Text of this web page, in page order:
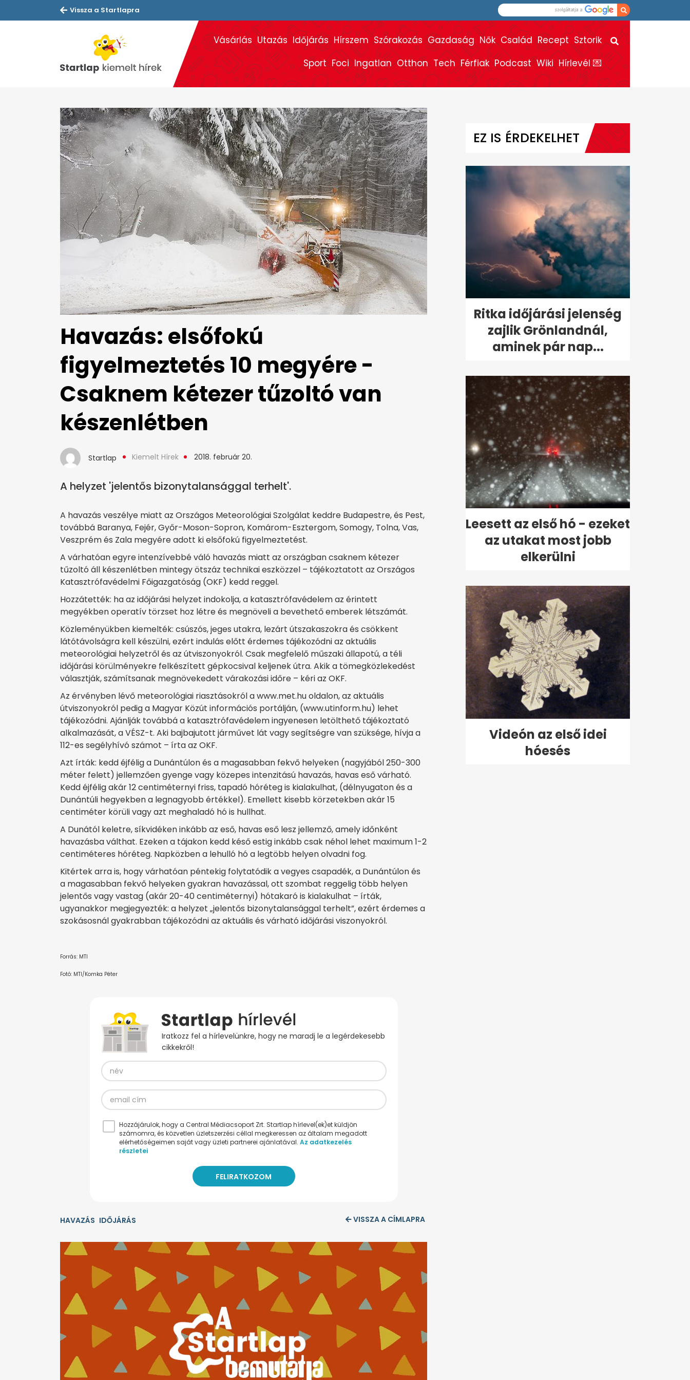
Vissza a Startlapra
Vásárlás Utazás Időjárás Hírszem Szórakozás Gazdaság Nők Család Recept Sztorik
Sport Foci Ingatlan Otthon Tech Férfiak Podcast Wiki Hírlevél 💌
Havazás: elsőfokú
figyelmeztetés 10 megyére -
Csaknem kétezer tűzoltó van
készenlétben
Startlap Kiemelt Hírek 2018. február 20.
A helyzet 'jelentős bizonytalansággal terhelt'.
A havazás veszélye miatt az Országos Meteorológiai Szolgálat keddre Budapestre, és Pest,
továbbá Baranya, Fejér, Győr-Moson-Sopron, Komárom-Esztergom, Somogy, Tolna, Vas,
Veszprém és Zala megyére adott ki elsőfokú figyelmeztetést.
A várhatóan egyre intenzívebbé váló havazás miatt az országban csaknem kétezer
tűzoltó áll készenlétben mintegy ötszáz technikai eszközzel – tájékoztatott az Országos
Katasztrófavédelmi Főigazgatóság (OKF) kedd reggel.
Hozzátették: ha az időjárási helyzet indokolja, a katasztrófavédelem az érintett
megyékben operatív törzset hoz létre és megnöveli a bevethető emberek létszámát.
Közleményükben kiemelték: csúszós, jeges utakra, lezárt útszakaszokra és csökkent
látótávolságra kell készülni, ezért indulás előtt érdemes tájékozódni az aktuális
meteorológiai helyzetről és az útviszonyokról. Csak megfelelő műszaki állapotú, a téli
időjárási körülményekre felkészített gépkocsival keljenek útra. Akik a tömegközlekedést
választják, számítsanak megnövekedett várakozási időre – kéri az OKF.
Az érvényben lévő meteorológiai riasztásokról a www.met.hu oldalon, az aktuális
útviszonyokról pedig a Magyar Közút információs portálján, (www.utinform.hu) lehet
tájékozódni. Ajánlják továbbá a katasztrófavédelem ingyenesen letölthető tájékoztató
alkalmazását, a VÉSZ-t. Aki bajbajutott járművet lát vagy segítségre van szüksége, hívja a
112-es segélyhívó számot – írta az OKF.
Azt írták: kedd éjfélig a Dunántúlon és a magasabban fekvő helyeken (nagyjából 250-300
méter felett) jellemzően gyenge vagy közepes intenzitású havazás, havas eső várható.
Kedd éjfélig akár 12 centiméternyi friss, tapadó hóréteg is kialakulhat, (délnyugaton és a
Dunántúli hegyekben a legnagyobb értékkel). Emellett kisebb körzetekben akár 15
centiméter körüli vagy azt meghaladó hó is hullhat.
A Dunától keletre, síkvidéken inkább az eső, havas eső lesz jellemző, amely időnként
havazásba válthat. Ezeken a tájakon kedd késő estig inkább csak néhol lehet maximum 1-2
centiméteres hóréteg. Napközben a lehulló hó a legtöbb helyen olvadni fog.
Kitértek arra is, hogy várhatóan péntekig folytatódik a vegyes csapadék, a Dunántúlon és
a magasabban fekvő helyeken gyakran havazással, ott szombat reggelig több helyen
jelentős vagy vastag (akár 20-40 centiméternyi) hótakaró is kialakulhat – írták,
ugyanakkor megjegyezték: a helyzet „jelentős bizonytalansággal terhelt”, ezért érdemes a
szokásosnál gyakrabban tájékozódni az aktuális és várható időjárási viszonyokról.
Forrás: MTI
Fotó: MTI/Komka Péter
Iratkozz fel a hírlevelünkre, hogy ne maradj le a legérdekesebb
cikkekről!
Hozzájárulok, hogy a Central Médiacsoport Zrt. Startlap hírlevel(ek)et küldjön
számomra, és közvetlen üzletszerzési céllal megkeressen az általam megadott
elérhetőségeimen saját vagy üzleti partnerei ajánlatával. Az adatkezelés
részletei
HAVAZÁS IDŐJÁRÁS VISSZA A CÍMLAPRA
EZ IS ÉRDEKELHET
Ritka időjárási jelenség
zajlik Grönlandnál,
aminek pár nap...
Leesett az első hó - ezeket
az utakat most jobb
elkerülni
Videón az első idei
hóesés